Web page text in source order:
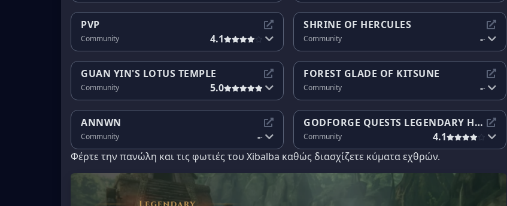
PVP
Community 4.1
SHRINE OF HERCULES
Community --
GUAN YIN'S LOTUS TEMPLE
Community 5.0
FOREST GLADE OF KITSUNE
Community --
ANNWN
Community --
GODFORGE QUESTS LEGENDARY HEROES
Community
4.1
Φέρτε την πανώλη και τις φωτιές του Xibalba καθώς διασχίζετε κύματα εχθρών.